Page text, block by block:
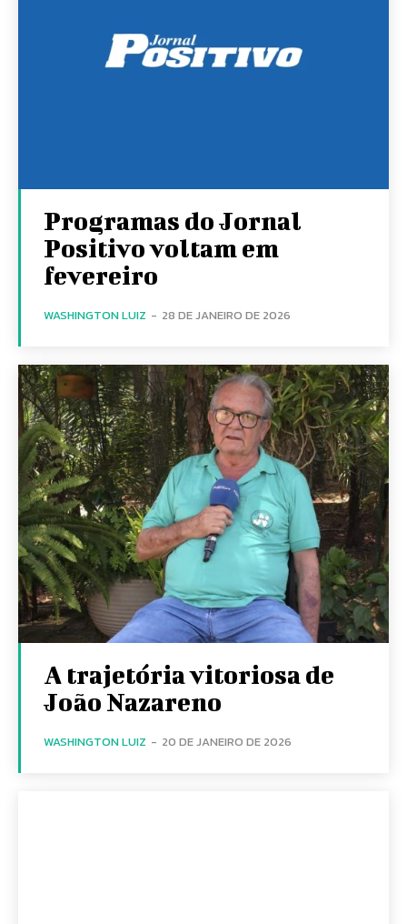
Programas do Jornal
Positivo voltam em
fevereiro
WASHINGTON LUIZ - 28 DE JANEIRO DE 2026
A trajetória vitoriosa de
João Nazareno
WASHINGTON LUIZ - 20 DE JANEIRO DE 2026